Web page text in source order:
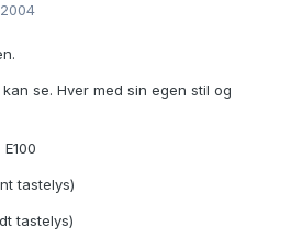
se. Hver med sin egen stil og
tastelys)
tastelys)